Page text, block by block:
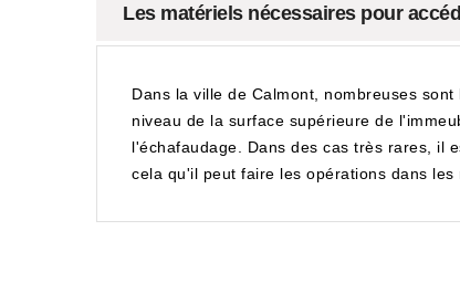
Les matériels nécessaires pour
Dans la ville de Calmont, nombreuses
niveau de la surface supérieure de
l'échafaudage. Dans des cas très rares, il
cela qu'il peut faire les opérations dans les